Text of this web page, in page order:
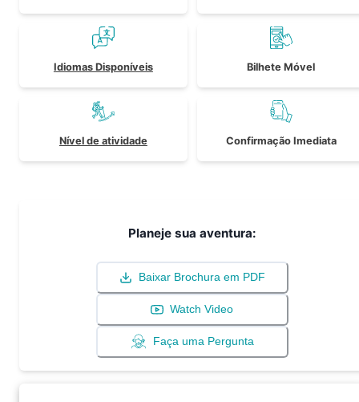
Idiomas Disponíveis Bilhete Móvel
Nível de atividade Confirmação Imediata
Planeje sua aventura:
Baixar Brochura em PDF
Watch Video
Faça uma Pergunta